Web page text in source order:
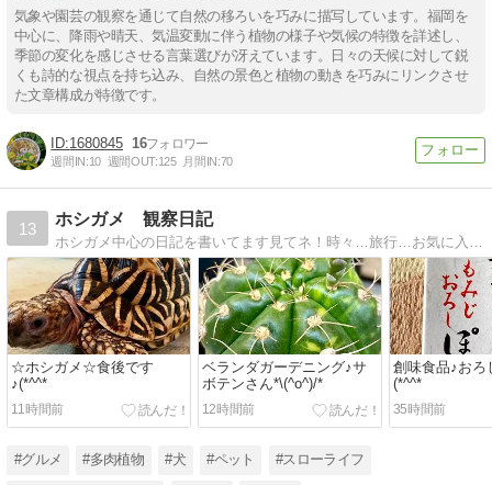
気象や園芸の観察を通じて自然の移ろいを巧みに描写しています。福岡を
中心に、降雨や晴天、気温変動に伴う植物の様子や気候の特徴を詳述し、
季節の変化を感じさせる言葉選びが冴えています。日々の天候に対して鋭
くも詩的な視点を持ち込み、自然の景色と植物の動きを巧みにリンクさせ
た文章構成が特徴です。
1680845 16
週間IN:10 週間OUT:125 月間IN:70
13
ホシガメ 観察日記
☆ホシガメ☆食後です
♪(*^^*ゞ
11時間前
ベランダガーデニング♪サ
ボテンさん*\(^o^)/*
12時間前
創味食品♪おろ
(*^^*ゞ
35時間前
#グルメ #多肉植物 #犬 #ペット #スローライフ